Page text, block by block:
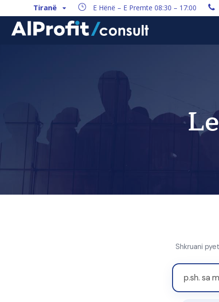
Tiranë E Hënë – E Premte 08:30 – 17:00
Shkruani
S
h